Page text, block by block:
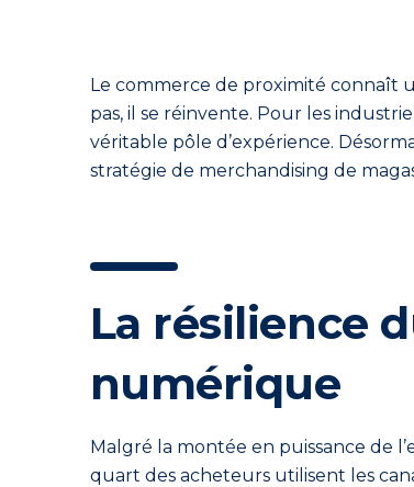
Le commerce de proximité connaît
pas, il se réinvente. Pour les
véritable pôle d’expérience.
stratégie de merchandising de
La résilience
numérique
Malgré la montée en puissance de
quart des acheteurs utilisent les